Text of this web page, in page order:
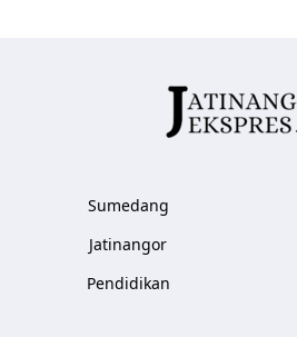
Sumedang
Jatinangor
Pendidikan